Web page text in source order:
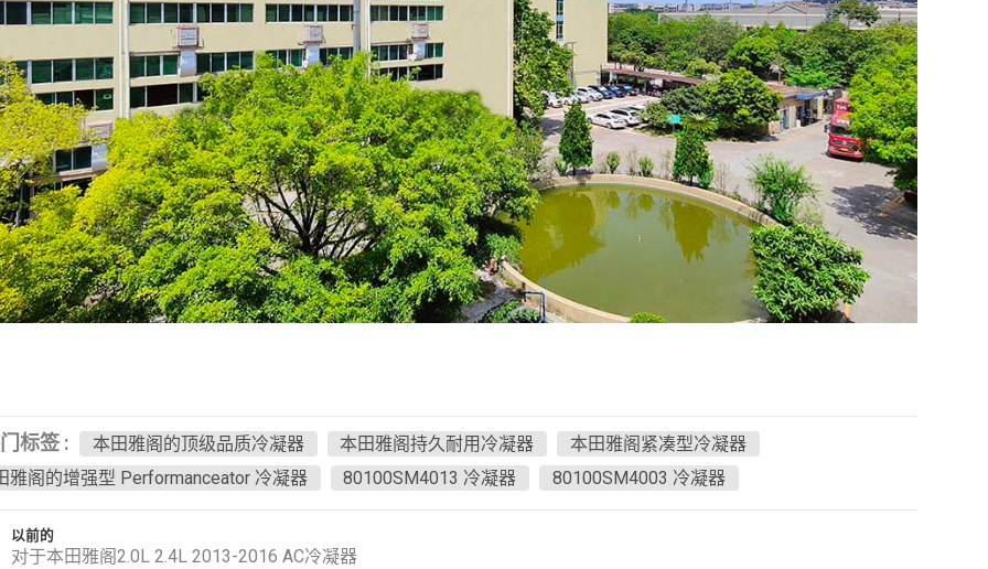
标签 : 本田雅阁的顶级品质冷凝器 本田雅阁持久耐用冷凝器
本田雅阁紧凑型冷凝器
雅阁的增强型 Performanceator 冷凝器
80100SM4013 冷凝器 80100SM4003 冷凝器
以前的
对于本田雅阁2.0L 2.4L 2013-2016 AC冷凝器